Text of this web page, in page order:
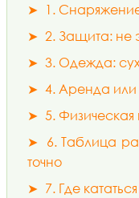
➤ 1.
➤ 2. Защита: не
➤ 3. Одежда:
➤ 4. Аренда или
➤ 5. Физическая
➤ 6. Таблица
точно
➤ 7. Где